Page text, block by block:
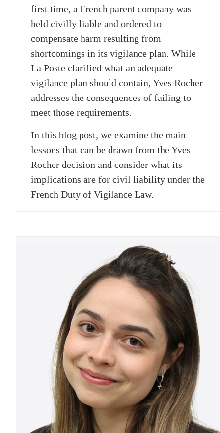
first time, a French parent company was
held civilly liable and ordered to
compensate harm resulting from
shortcomings in its vigilance plan. While
La Poste clarified what an adequate
vigilance plan should contain, Yves Rocher
addresses the consequences of failing to
meet those requirements.
In this blog post, we examine the main
lessons that can be drawn from the Yves
Rocher decision and consider what its
implications are for civil liability under the
French Duty of Vigilance Law.